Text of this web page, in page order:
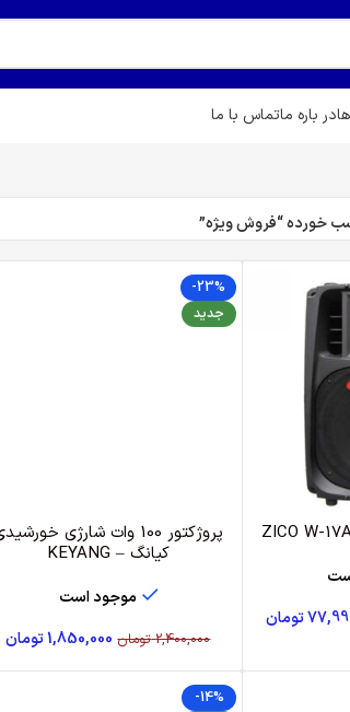
در باره ماتماس با ما
خورده “فروش ویژه”
تومان
-23%
جدید
پروژکتور 100 وات شارژی
کیانگ – KEYANG
موجود است
2,400,000 تومان 1,850,000تومان
-14%